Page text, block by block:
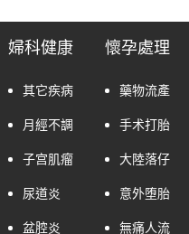
婦科健康
其它疾病
月經不調
子宫肌瘤
尿道炎
盆腔炎
懷孕處理
藥物流產
手术打胎
大陸落仔
意外堕胎
無痛人流